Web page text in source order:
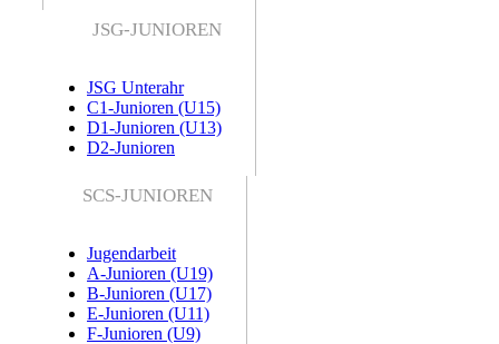
JSG-JUNIOREN
JSG Unterahr
C1-Junioren (U15)
D1-Junioren (U13)
D2-Junioren
SCS-JUNIOREN
Jugendarbeit
A-Junioren (U19)
B-Junioren (U17)
E-Junioren (U11)
F-Junioren (U9)